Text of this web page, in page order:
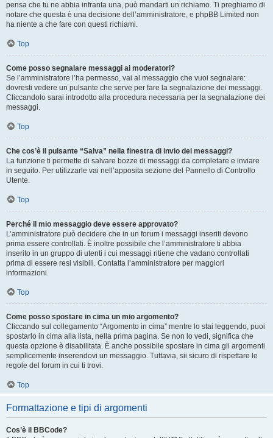
pensa che tu ne abbia infranta una, può mandarti un richiamo. Ti preghiamo di
notare che questa è una decisione dell’amministratore, e phpBB Limited non
ha niente a che fare con questi richiami.
Top
Come posso segnalare messaggi ai moderatori?
Se l’amministratore l’ha permesso, vai al messaggio che vuoi segnalare:
dovresti vedere un pulsante che serve per fare la segnalazione dei messaggi.
Cliccandolo sarai introdotto alla procedura necessaria per la segnalazione dei
messaggi.
Top
Che cos’è il pulsante “Salva” nella finestra di invio dei messaggi?
La funzione ti permette di salvare bozze di messaggi da completare e inviare
in seguito. Per utilizzarle vai nell’apposita sezione del Pannello di Controllo
Utente.
Top
Perché il mio messaggio deve essere approvato?
L’amministratore può decidere che in un forum i messaggi inseriti devono
prima essere controllati. È inoltre possibile che l’amministratore ti abbia
inserito in un gruppo di utenti i cui messaggi ritiene che vadano controllati
prima di essere resi visibili. Contatta l’amministratore per maggiori
informazioni.
Top
Come posso spostare in cima un mio argomento?
Cliccando sul collegamento “Argomento in cima” mentre lo stai leggendo, puoi
spostarlo in cima alla lista, nella prima pagina. Se non lo vedi, significa che
questa opzione è disabilitata. È anche possibile spostare in cima gli argomenti
semplicemente inserendovi un messaggio. Tuttavia, sii sicuro di rispettare le
regole del forum in cui ti trovi.
Top
Formattazione e tipi di argomenti
Cos’è il BBCode?